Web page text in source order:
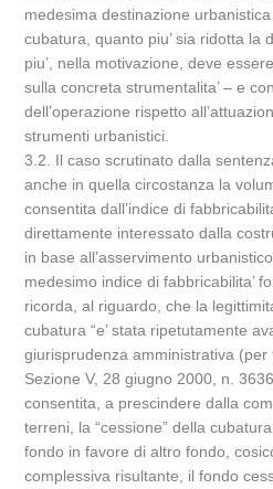
medesima destinazione
cubatura, quanto piu’ sia ridotta la
piu’, nella motivazione, deve
sulla concreta strumentalita’ – e
dell’operazione rispetto
strumenti urbanistici.
3.2. Il caso scrutinato dalla
anche in quella circostanza la
consentita dall’indice di
direttamente interessato dalla
in base all’asservimento
medesimo indice di fabbricabilita’
ricorda, al riguardo, che la
cubatura “e’ stata ripetutamente
giurisprudenza amministrativa (per
Sezione V, 28 giugno 2000, n.
consentita, a prescindere dalla
terreni, la “cessione” della
fondo in favore di altro fondo,
complessiva risultante, il fondo